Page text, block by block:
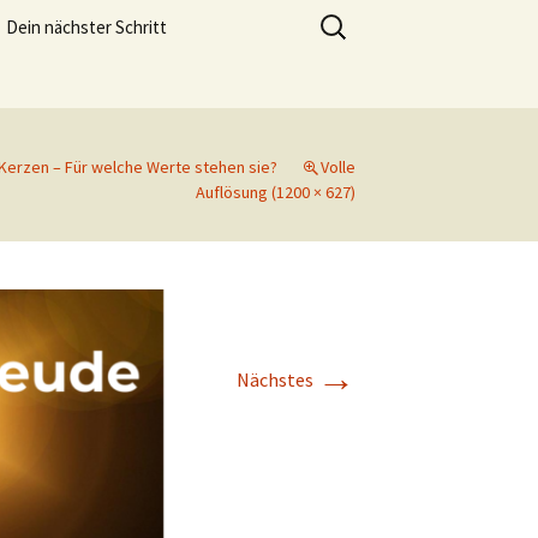
und genießen zu können.
Dein nächster Schritt
Suchen
nach:
– Für welche Werte stehen sie?
Volle
Auflösung (1200 × 627)
Nächstes →